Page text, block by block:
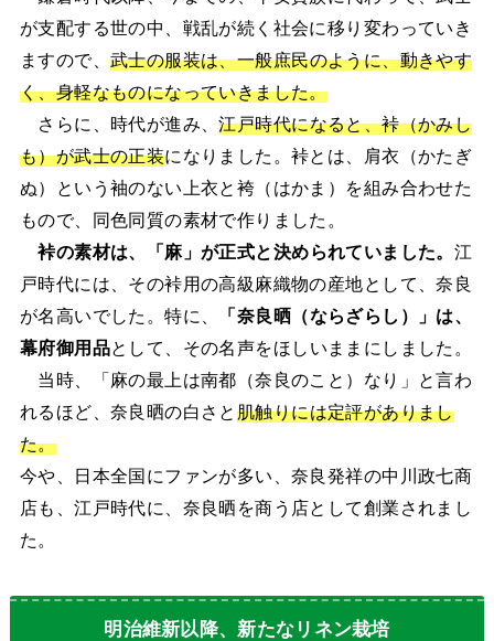
が支配する世の中、戦乱が続く社会に移り変わっていき
ますので、 武士の服装は、一般庶民のように、動きやす
く、身軽なものになっていきました。
さらに、時代が進み、江戸時代になると、裃（かみし
も）が武士の正装になりました。裃とは、肩衣（かたぎ
ぬ）という袖のない上衣と袴（はかま）を組み合わせた
もので、同色同質の素材で作りました。
裃の素材は、「麻」が正式と決められていました。 江
戸時代には、その裃用の高級麻織物の産地として、奈良
が名高いでした。特に、
「奈良晒（ならざらし）」は、
幕府御用品として、その名声をほしいままにしました。
当時、「麻の最上は南都（奈良のこと）なり」と言わ
れるほど、奈良晒の白さと 肌触りには定評がありまし
た。
今や、日本全国にファンが多い、奈良発祥の中川政七商
店も、江戸時代に、奈良晒を商う店として創業されまし
た。
明治維新以降、新たなリネン栽培